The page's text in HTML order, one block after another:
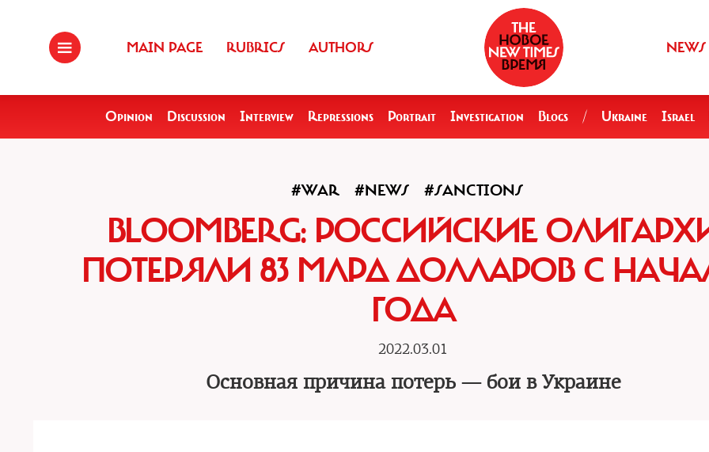
MAIN PAGE RUBRICS AUTHORS NEWS
Opinion Discussion Interview Repressions Portrait Investigation Blogs / Ukraine Israel
#WAR #NEWS #SANCTIONS
BLOOMBERG: РОССИЙСКИЕ
ПОТЕРЯЛИ 83 МЛРД ДОЛЛАРОВ С
ГОДА
2022.03.01
Основная причина потерь — бои в Украине